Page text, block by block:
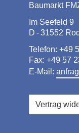
Baumarkt
Im Seefeld 9
D - 31552
Telefon: +49
Fax: +49 57
E-Mail:
Vertrag